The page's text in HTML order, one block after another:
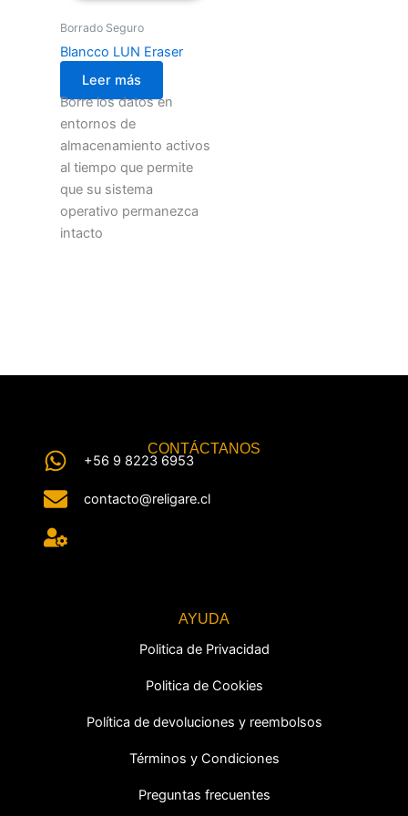
Borrado Seguro
Blancco LUN Eraser
Leer más
Borre los datos en
entornos de
almacenamiento activos
al tiempo que permite
que su sistema
operativo permanezca
intacto
CONTÁCTANOS
+56 9 8223 6953
contacto@religare.cl
AYUDA
Politica de Privacidad
Politica de Cookies
Política de devoluciones y reembolsos
Términos y Condiciones
Preguntas frecuentes